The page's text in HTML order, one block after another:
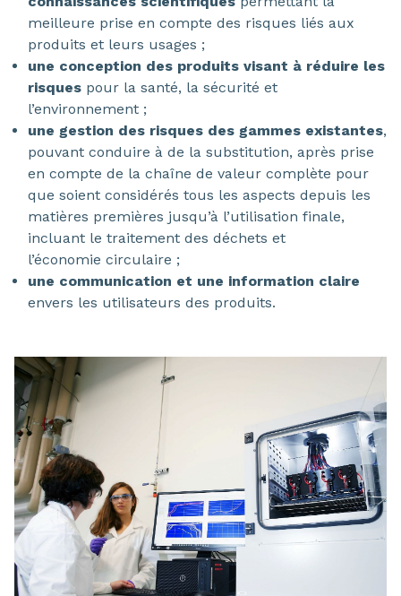
meilleure prise en compte des risques liés aux
produits et leurs usages ;
une conception des produits visant à réduire les
risques pour la santé, la sécurité et
l’environnement ;
une gestion des risques des gammes existantes,
pouvant conduire à de la substitution, après prise
en compte de la chaîne de valeur complète pour
que soient considérés tous les aspects depuis les
matières premières jusqu’à l’utilisation finale,
incluant le traitement des déchets et
l’économie circulaire ;
une communication et une information claire
envers les utilisateurs des produits.